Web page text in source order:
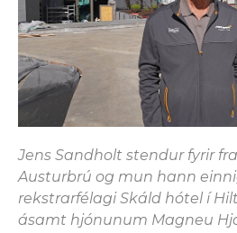
Jens Sandholt stendur fyrir
Austurbrú og mun hann
rekstrarfélagi Skáld hótel í
ásamt hjónunum Magneu